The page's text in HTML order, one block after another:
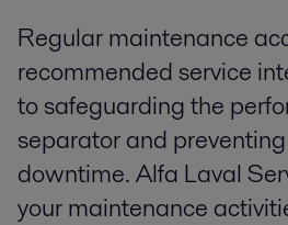
Regular maintenance
recommended service
to safeguarding the
separator and
downtime. Alfa Laval
your maintenance